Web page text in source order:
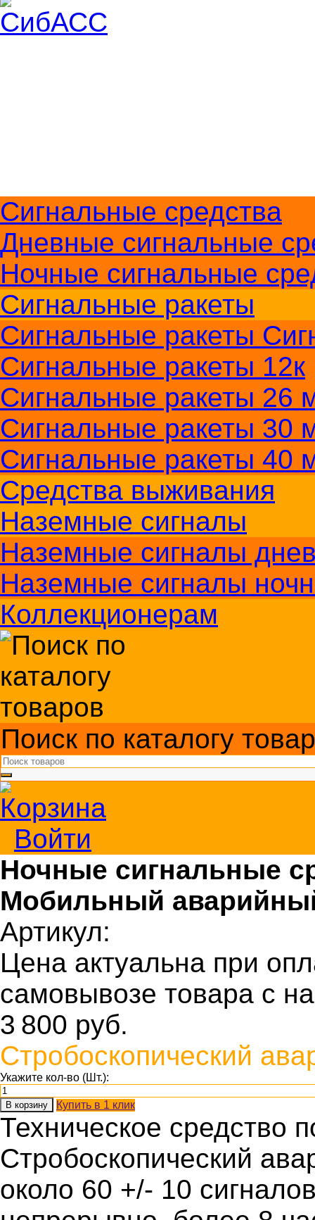
Сигнальные средства
Дневные сигнальные
Ночные сигнальные
Сигнальные ракеты
Сигнальные ракеты
Сигнальные ракеты 12к
Сигнальные ракеты 26
Сигнальные ракеты 30
Сигнальные ракеты 40
Средства выживания
Наземные сигналы
Наземные сигналы
Наземные сигналы
Коллекционерам
Поиск по каталогу
Войти
Ночные сигнальные
Мобильный
Артикул:
Цена актуальна при
самовывозе товара с
3 800 руб.
Стробоскопический
Укажите кол-во (Шт.):
В корзину Купить в 1 клик
Техническое средство
Стробоскопический
около 60 +/- 10